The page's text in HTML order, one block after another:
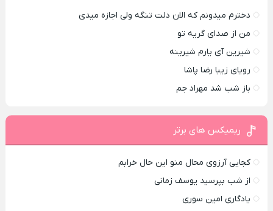
دخترم میدونم که الان دلت تنگه ولی اجازه میدی
من از صدای گريه تو
شیرین آی یارم شیرینه
رویای زیبا رضا پاشا
باز شب شد مهراد جم
ریمیکس های برتر
کجایی آرزوی محال منو این حال خرابم
از شب بپرسید یوسف زمانی
یادگاری امین سوری